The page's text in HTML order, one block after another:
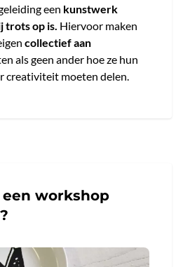
een kunstwerk
trots op is. Hiervoor maken
collectief aan
als geen ander hoe ze hun
creativiteit moeten delen.
workshop